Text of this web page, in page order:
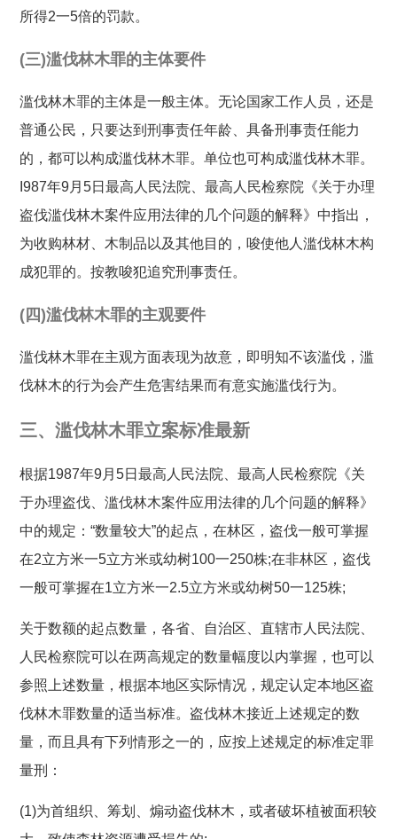
所得2一5倍的罚款。
(三)滥伐林木罪的主体要件
滥伐林木罪的主体是一般主体。无论国家工作人员，还是
普通公民，只要达到刑事责任年龄、具备刑事责任能力
的，都可以构成滥伐林木罪。单位也可构成滥伐林木罪。
I987年9月5日最高人民法院、最高人民检察院《关于办理
盗伐滥伐林木案件应用法律的几个问题的解释》中指出，
为收购林材、木制品以及其他目的，唆使他人滥伐林木构
成犯罪的。按教唆犯追究刑事责任。
(四)滥伐林木罪的主观要件
滥伐林木罪在主观方面表现为故意，即明知不该滥伐，滥
伐林木的行为会产生危害结果而有意实施滥伐行为。
三、滥伐林木罪立案标准最新
根据1987年9月5日最高人民法院、最高人民检察院《关
于办理盗伐、滥伐林木案件应用法律的几个问题的解释》
中的规定：“数量较大”的起点，在林区，盗伐一般可掌握
在2立方米一5立方米或幼树100一250株;在非林区，盗伐
一般可掌握在1立方米一2.5立方米或幼树50一125株;
关于数额的起点数量，各省、自治区、直辖市人民法院、
人民检察院可以在两高规定的数量幅度以内掌握，也可以
参照上述数量，根据本地区实际情况，规定认定本地区盗
伐林木罪数量的适当标准。盗伐林木接近上述规定的数
量，而且具有下列情形之一的，应按上述规定的标准定罪
量刑：
(1)为首组织、筹划、煽动盗伐林木，或者破坏植被面积较